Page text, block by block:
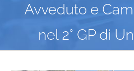
Avveduto e
nel 2° GP di